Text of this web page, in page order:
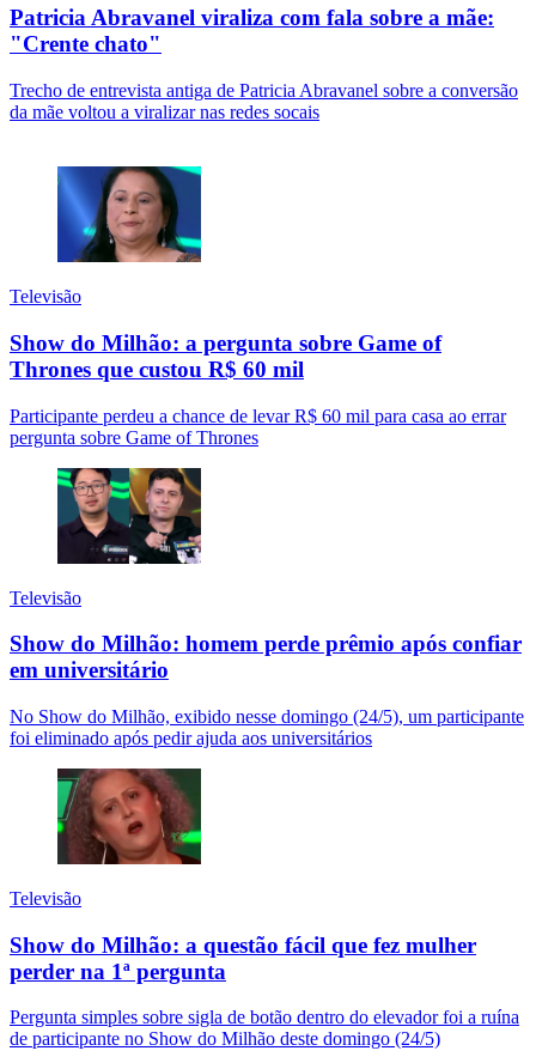
Patricia Abravanel viraliza com fala sobre a mãe:
"Crente chato"
Trecho de entrevista antiga de Patricia Abravanel sobre a conversão
da mãe voltou a viralizar nas redes socais
Televisão
Show do Milhão: a pergunta sobre Game of
Thrones que custou R$ 60 mil
Participante perdeu a chance de levar R$ 60 mil para casa ao errar
pergunta sobre Game of Thrones
Televisão
Show do Milhão: homem perde prêmio após confiar
em universitário
No Show do Milhão, exibido nesse domingo (24/5), um participante
foi eliminado após pedir ajuda aos universitários
Televisão
Show do Milhão: a questão fácil que fez mulher
perder na 1ª pergunta
Pergunta simples sobre sigla de botão dentro do elevador foi a ruína
de participante no Show do Milhão deste domingo (24/5)